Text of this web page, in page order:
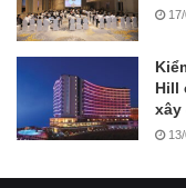
Hill
xây